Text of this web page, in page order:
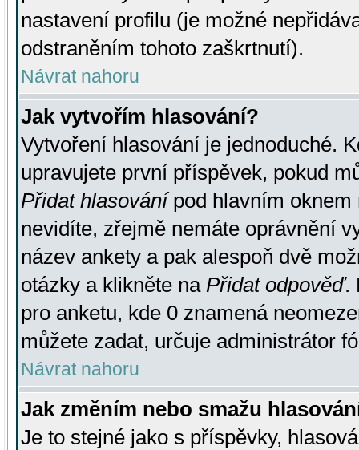
nastavení profilu (je možné
odstraněním tohoto zaškrtnutí).
Návrat nahoru
Jak vytvořím hlasování?
Vytvoření hlasování je jednoduché.
upravujete první příspěvek, pokud
Přidat hlasovánípod hlavním oknem
nevidíte, zřejmě nemáte oprávnění
název ankety a pak alespoň dvě
otázky a klikněte na Přidat odpověď.
pro anketu, kde 0 znamená
můžete zadat, určuje administrátor
Návrat nahoru
Jak změním nebo smažu
Je to stejné jako s příspěvky,